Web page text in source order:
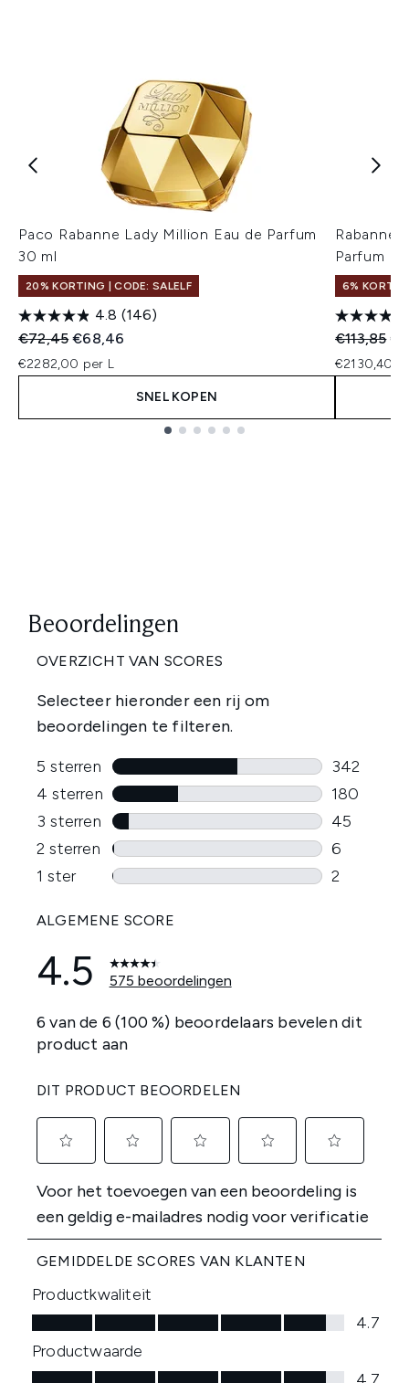
Paco Rabanne Lady Million Eau de Parfum
30 ml
20% KORTING | CODE: SALELF
4.8 (146)
Recommended Retail Price:
€72,45Huidige prijs:
€68,46
€2282,00 per L
SNEL KOPEN
Rabanne
Parfum
6%
€113,85
€2130,40